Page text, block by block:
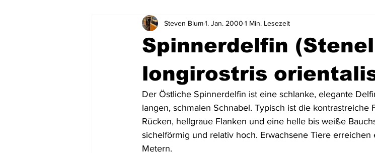
Tauchhistorie TauchsportklubAdlershof Arktis & Antarktis
Mittel- und Südamerika Australien & Neuseeland
Dominikanische Republik Schatztauchen Mexiko
St. Lucia
Spinnerdelfin
longirostris
Steven Blum1. Jan. 2000 1 Min. Lesezeit
Der Östliche Spinnerdelfin ist eine schlanke, elegante
langen, schmalen Schnabel. Typisch ist die kontrastreiche
Rücken, hellgraue Flanken und eine helle bis weiße
sichelförmig und relativ hoch. Erwachsene Tiere erreichen
Metern.